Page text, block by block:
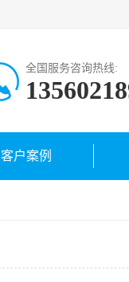
全国服务咨询热线:
客户案例